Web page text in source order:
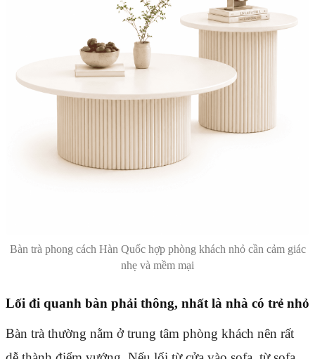
Bàn trà phong cách Hàn Quốc hợp phòng khách nhỏ cần cảm giác
nhẹ và mềm mại
Lối đi quanh bàn phải thông, nhất là nhà có trẻ nhỏ
Bàn trà thường nằm ở trung tâm phòng khách nên rất